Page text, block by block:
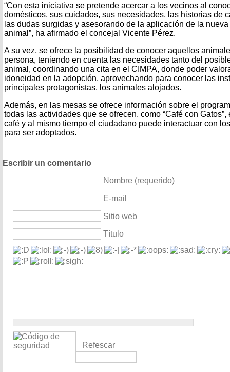
“Con esta iniciativa se pretende acercar a los vecinos al
domésticos, sus cuidados, sus necesidades, las historias de
las dudas surgidas y asesorando de la aplicación de la
animal”, ha afirmado el concejal Vicente Pérez.
A su vez, se ofrece la posibilidad de conocer aquellos
persona, teniendo en cuenta las necesidades tanto del
animal, coordinando una cita en el CIMPA, donde poder
idoneidad en la adopción, aprovechando para conocer las
principales protagonistas, los animales alojados.
Además, en las mesas se ofrece información sobre el
todas las actividades que se ofrecen, como “Café con
café y al mismo tiempo el ciudadano puede interactuar con
para ser adoptados.
Escribir un comentario
Nombre (requerido)
E-mail
Sitio web
Título
Refescar